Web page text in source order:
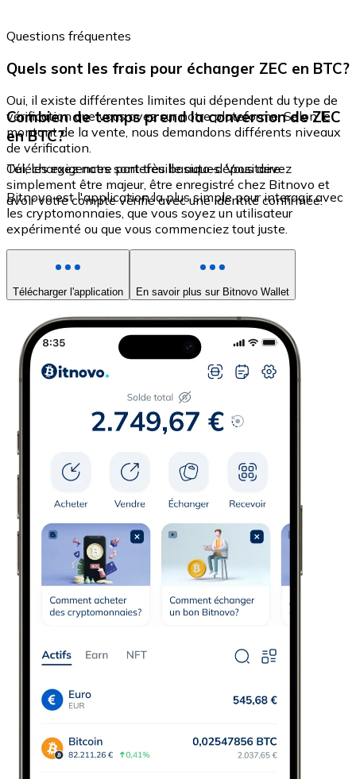
Questions fréquentes
Quels sont les frais pour échanger ZEC en BTC?
Oui, il existe différentes limites qui dépendent du type de
vérification que vous avez sur notre plateforme. Selon le
montant de la vente, nous demandons différents niveaux
de vérification.
Combien de temps prend la conversion de ZEC
en BTC?
Oui, les exigences sont très basiques. Vous devez
simplement être majeur, être enregistré chez Bitnovo et
avoir votre compte vérifié avec une identité confirmée.
Téléchargez notre portefeuille auto-dépositaire
Bitnovo est l'application la plus simple pour interagir avec
les cryptomonnaies, que vous soyez un utilisateur
expérimenté ou que vous commenciez tout juste.
Télécharger l'application En savoir plus sur Bitnovo Wallet